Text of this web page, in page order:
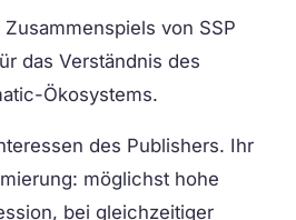
von SSP
das Verständnis des
Ökosystems.
des Publishers. Ihr
möglichst hohe
bei gleichzeitiger